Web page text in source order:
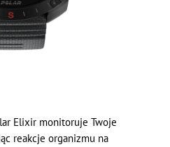
Elixir monitoruje Twoje
reakcje organizmu na